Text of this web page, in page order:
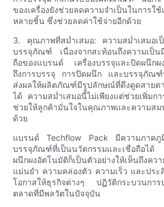
ของเครื่องยังช่วยลดความจำเป็นในการใ
หลายชิ้น ซึ่งช่วยลดค่าใช้จ่ายอีกด้วย
3. คุณภาพที่สม่ำเสมอ: ความสม่ำเสมอเป็
บรรจุภัณฑ์ เนื่องจากสะท้อนถึงความเป็น
ถือของแบรนด์ เครื่องบรรจุและปิดผนึกผ
ถึงการบรรจุ การปิดผนึก และบรรจุภัณฑ์
ส่งผลให้ผลิตภัณฑ์มีรูปลักษณ์ที่ดึงดูดสายต
ได้ ความสม่ำเสมอนี้ไม่เพียงแต่ช่วยเพิ่มก
ช่วยให้ลูกค้ามั่นใจในคุณภาพและความส
ด้วย
แบรนด์ Techflow Pack มีความภาคภู
บรรจุภัณฑ์ที่เป็นนวัตกรรมและเชื่อถือได้
ผนึกผงอัตโนมัติก็เป็นตัวอย่างให้เห็นถึ
แม่นยำ ความคล่องตัว ความเร็ว และประ
โอกาสให้ธุรกิจต่างๆ ปฏิวัติกระบวนกา
ตลาดที่มีพลวัตในปัจจุบัน